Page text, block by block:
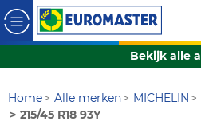
Bekijk alle
Home Alle merken MICHELIN
215/45 R18 93Y